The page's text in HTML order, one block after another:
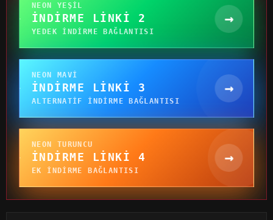
NEON YEŞIL
İNDIRME LINKI 2
YEDEK INDIRME BAĞLANTISI
→
NEON MAVI
İNDIRME LINKI 3
ALTERNATIF INDIRME BAĞLANTISI
→
NEON TURUNCU
İNDIRME LINKI 4
EK INDIRME BAĞLANTISI
→